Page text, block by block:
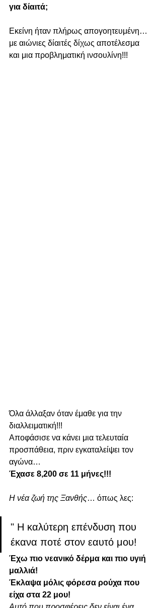
για δίαιτά;
Εκείνη ήταν πλήρως απογοητευμένη…
με αιώνιες δίαιτές δίχως αποτέλεσμα
και μια προβληματική ινσουλίνη!!!
Όλα άλλαξαν όταν έμαθε για την
διαλλειματική!!!
Αποφάσισε να κάνει μια τελευταία
προσπάθεια, πριν εγκαταλείψει τον
αγώνα…
Έχασε 8,200 σε 11 μήνες!!!
Η νέα ζωή της Ξανθής… όπως λες:
" Η καλύτερη επένδυση που
έκανα ποτέ στον εαυτό μου!
Έχω πιο νεανικό δέρμα και πιο υγιή
μαλλιά!
Έκλαψα μόλις φόρεσα ρούχα που
είχα στα 22 μου!